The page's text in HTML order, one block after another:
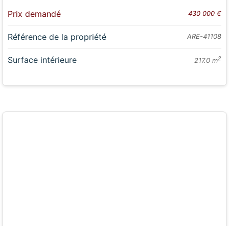
Prix demandé 430 000 €
Référence de la propriété ARE-41108
Surface intérieure 217.0 m2